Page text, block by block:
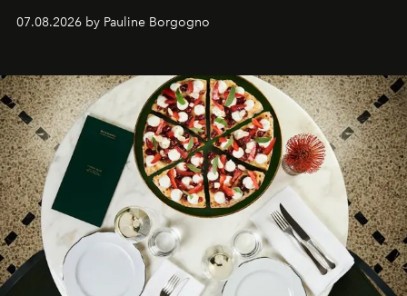
07.08.2026 by Pauline Borgogno